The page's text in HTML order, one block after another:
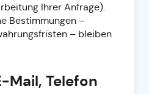
Ihrer Anfrage).
Bestimmungen –
– bleiben
Mail, Telefon